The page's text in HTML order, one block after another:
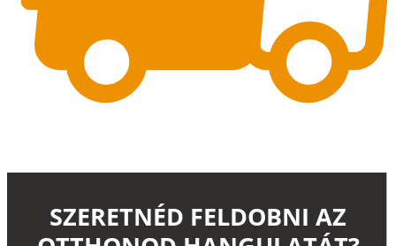
SZERETNÉD FELDOBNI AZ